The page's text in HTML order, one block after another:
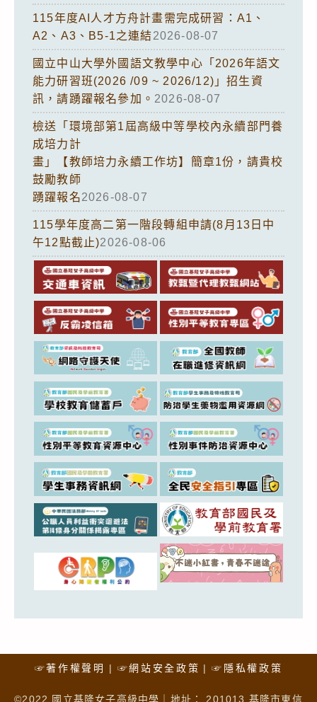
115年度AI人才方舟計畫需完成研習：A1、
A2、A3、B5-1之連結2026-08-07
國立中山大學外國語文教學中心「2026年語文
能力研習班(2026 /09 ~ 2026/12)」招生資
訊，請踴躍報名參加。 2026-08-07
檢送「環境部第1屆高級中等學校內永續部門養
成培力計
畫」【教師培力永續工作坊】簡章1份，請貴校
鼓勵教師
踴躍報名2026-08-07
115學年度高二第一階段轉組申請(8月13日中
午12點截止)2026-08-06
☞著作權聲明 ☞網站安全政策 ☞隱私權政策
©2022 國立基隆女子高級中學｜地址： 201013 基隆市東信